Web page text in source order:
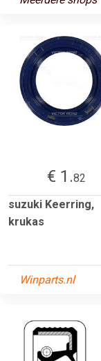
€ 1.82
suzuki Keerring,
krukas
Winparts.nl